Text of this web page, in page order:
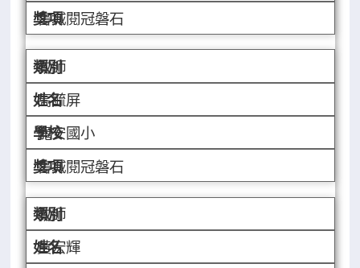
書城閱冠磐石
教師
高毓屏
龍安國小
書城閱冠磐石
教師
黃宏輝